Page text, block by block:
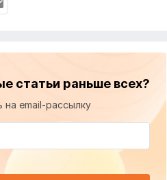
статьи раньше всех?
email-рассылку